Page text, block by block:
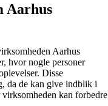
Aarhus
Aarhus
hvor nogle personer
Disse
da de kan give indblik i
kan forbedre